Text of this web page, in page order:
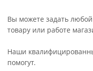
Вы можете задать
товару или работе
Наши
помогут.